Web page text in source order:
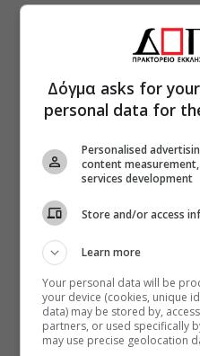
Δόγμα asks for
personal data for
Personalised
content
services development
Store and/or access
Learn more
Your personal data will be
your device (cookies, unique
data) may be stored by,
partners, or used specifically
may use precise geolocation